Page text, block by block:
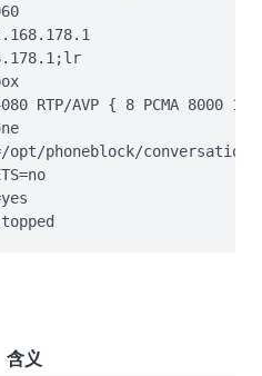
RTP/AVP { 8 PCMA 8000 160
phoneblock/conversation
含义